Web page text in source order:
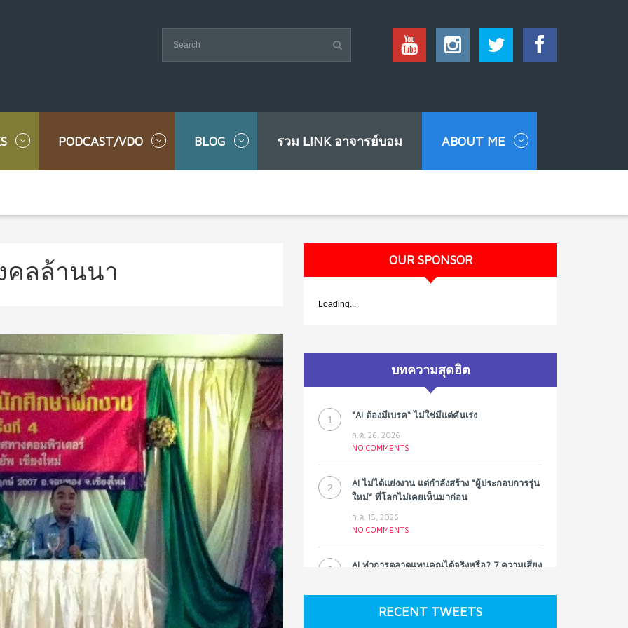
PODCAST/VDO BLOG รวม LINK อาจารย์บอม ABOUT ME
คลล้านนา OUR SPONSOR
Loading...
บทความสุดฮิต
1 “AI ต้องมีเบรค“ ไม่ใช่มีแต่คันเร่ง
ก.ค. 26, 2026
NO COMMENTS
2
AI ไม่ได้แย่งงาน แต่กำลังสร้าง “ผู้ประกอบการรุ่น
ใหม่” ที่โลกไม่เคยเห็นมาก่อน
ก.ค. 15, 2026
NO COMMENTS
3
AI ทำการตลาดแทนคุณได้จริงหรือ? 7 ความเสี่ยง
NO COMMENTS
RECENT TWEETS